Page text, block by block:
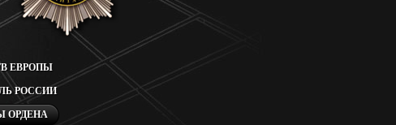
ЕВРОПЫ
РОССИИ
ОРДЕНА